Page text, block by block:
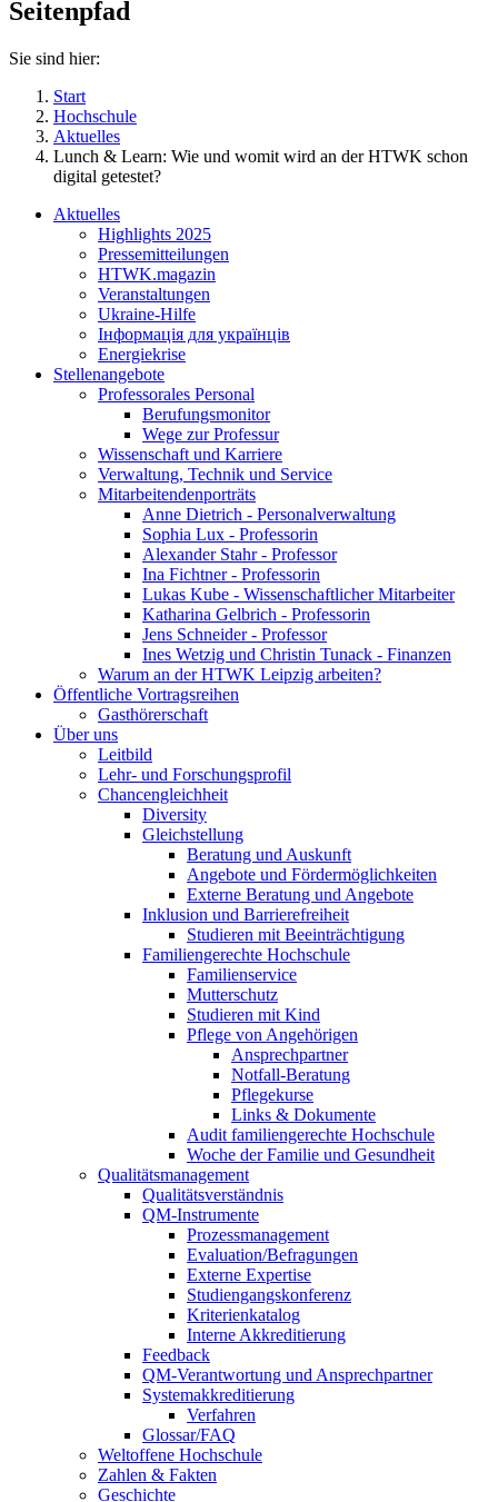
Seitenpfad
Sie sind hier:
Start
Hochschule
Aktuelles
Lunch & Learn: Wie und womit wird an der HTWK schon
digital getestet?
Aktuelles
Highlights 2025
Pressemitteilungen
HTWK.magazin
Veranstaltungen
Ukraine-Hilfe
Інформація для українців
Energiekrise
Stellenangebote
Professorales Personal
Berufungsmonitor
Wege zur Professur
Wissenschaft und Karriere
Verwaltung, Technik und Service
Mitarbeitendenporträts
Anne Dietrich - Personalverwaltung
Sophia Lux - Professorin
Alexander Stahr - Professor
Ina Fichtner - Professorin
Lukas Kube - Wissenschaftlicher Mitarbeiter
Katharina Gelbrich - Professorin
Jens Schneider - Professor
Ines Wetzig und Christin Tunack - Finanzen
Warum an der HTWK Leipzig arbeiten?
Öffentliche Vortragsreihen
Gasthörerschaft
Über uns
Leitbild
Lehr- und Forschungsprofil
Chancengleichheit
Diversity
Gleichstellung
Beratung und Auskunft
Angebote und Fördermöglichkeiten
Externe Beratung und Angebote
Inklusion und Barrierefreiheit
Studieren mit Beeinträchtigung
Familiengerechte Hochschule
Familienservice
Mutterschutz
Studieren mit Kind
Pflege von Angehörigen
Ansprechpartner
Notfall-Beratung
Pflegekurse
Links & Dokumente
Audit familiengerechte Hochschule
Woche der Familie und Gesundheit
Qualitätsmanagement
Qualitätsverständnis
QM-Instrumente
Prozessmanagement
Evaluation/Befragungen
Externe Expertise
Studiengangskonferenz
Kriterienkatalog
Interne Akkreditierung
Feedback
QM-Verantwortung und Ansprechpartner
Systemakkreditierung
Verfahren
Glossar/FAQ
Weltoffene Hochschule
Zahlen & Fakten
Geschichte